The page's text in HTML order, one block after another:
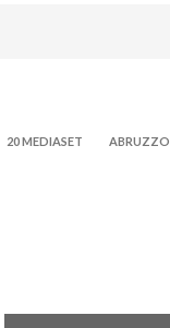
20 MEDIASET ABRUZZO